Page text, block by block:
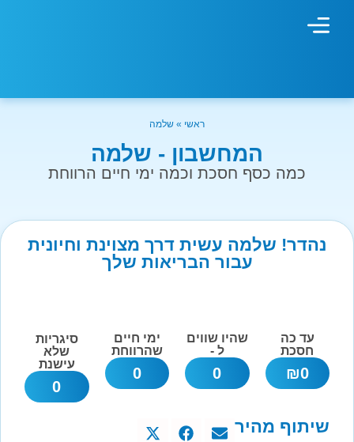
ראשי » שלמה
המחשבון - שלמה
כמה כסף חסכת וכמה ימי חיים הרווחת
נהדר! שלמה עשית דרך מצוינת וחיונית
עבור הבריאות שלך
עד כה
חסכת
0
₪
שהיו שווים
ל -
0
ימי חיים
שהרווחת
0
סיגריות
שלא
עישנת
0
שיתוף מהיר